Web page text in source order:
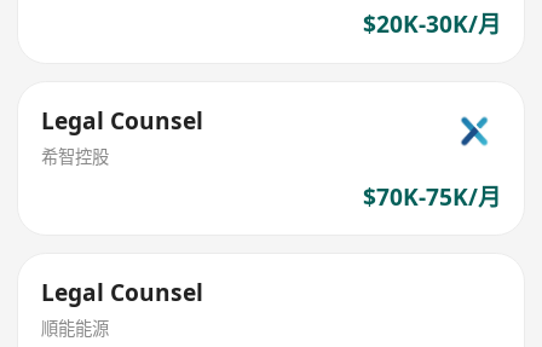
$20K-30K/月
Legal Counsel
希智控股
$70K-75K/月
Legal Counsel
順能能源